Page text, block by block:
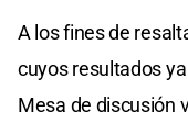
A los fines de
cuyos resultados
Mesa de discusión